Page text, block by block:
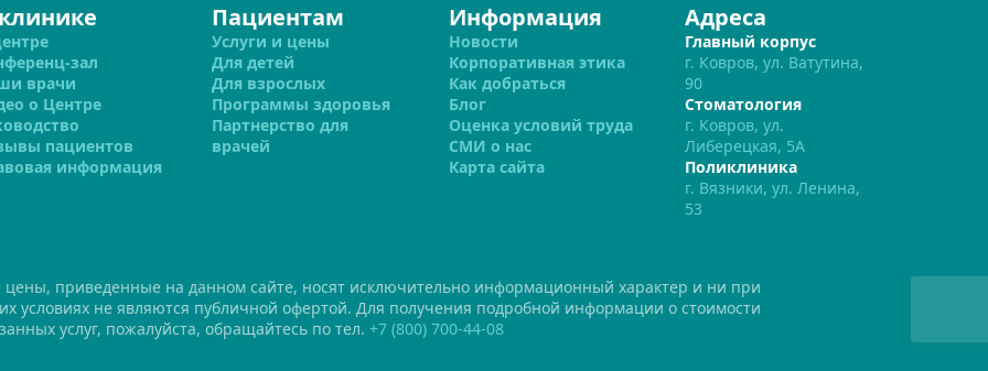
зал
врачи
о Центре
пациентов
информация
Пациентам
Услуги и цены
Для детей
Для взрослых
Программы здоровья
Партнерство для
врачей
Информация
Новости
Корпоративная этика
Как добраться
Блог
Оценка условий труда
СМИ о нас
Карта сайта
Адреса
Главный корпус
г. Ковров, ул. Ватутина,
90
Стоматология
г. Ковров, ул.
Либерецкая, 5А
Поликлиника
г. Вязники, ул. Ленина,
53
цены, приведенные на данном сайте, носят исключительно информационный характер и ни при
условиях не являются публичной офертой. Для получения подробной информации о стоимости
услуг, пожалуйста, обращайтесь по тел. +7 (800) 700-44-08